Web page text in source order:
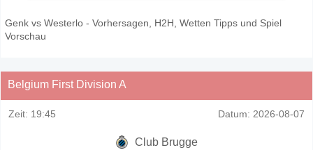
Genk vs Westerlo - Vorhersagen, H2H, Wetten Tipps und Spiel
Vorschau
Belgium First Division A
Zeit: 19:45 Datum: 2026-08-07
Club Brugge